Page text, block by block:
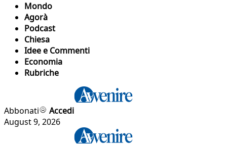
Mondo
Agorà
Podcast
Chiesa
Idee e Commenti
Economia
Rubriche
Abbonati
Accedi
August 9, 2026